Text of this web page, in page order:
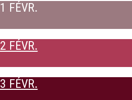
1 FÉVR.
2 FÉVR.
3 FÉVR.